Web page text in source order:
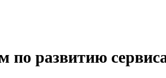
по развитию